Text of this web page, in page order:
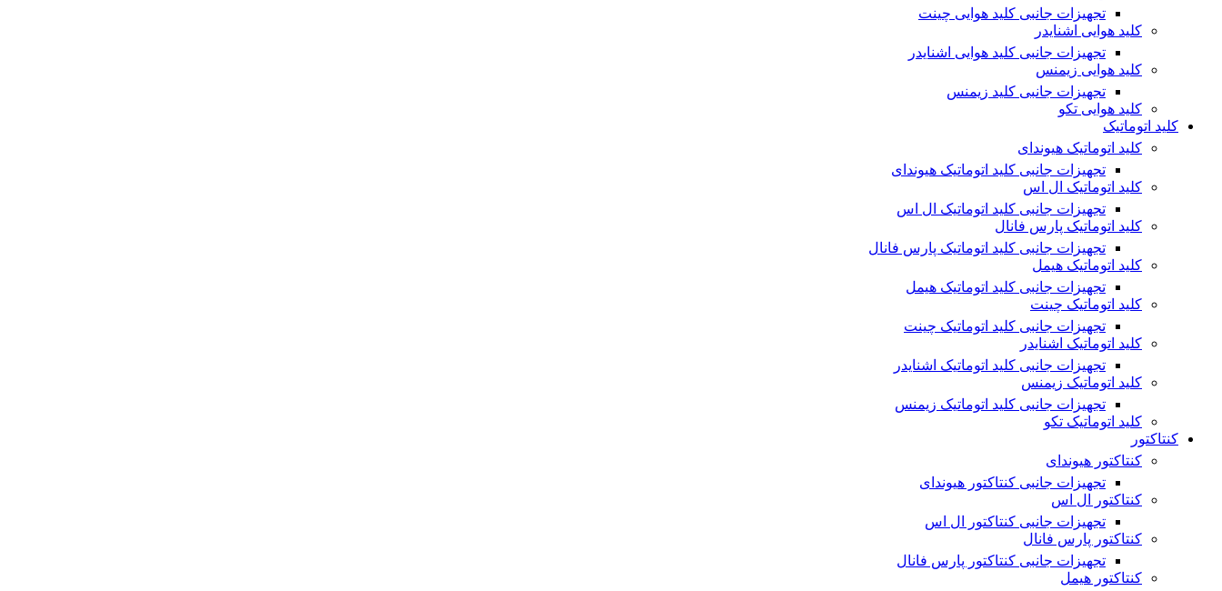
تجهیزات جانبی کلید هوایی چینت
کلید هوایی اشنایدر
تجهیزات جانبی کلید هوایی اشنایدر
کلید هوایی زیمنس
تجهیزات جانبی کلید زیمنس
کلید هوایی تکو
کلید اتوماتیک
کلید اتوماتیک هیوندای
تجهیزات جانبی کلید اتوماتیک هیوندای
کلید اتوماتیک ال اس
تجهیزات جانبی کلید اتوماتیک ال اس
کلید اتوماتیک پارس فانال
تجهیزات جانبی کلید اتوماتیک پارس فانال
کلید اتوماتیک هیمل
تجهیزات جانبی کلید اتوماتیک هیمل
کلید اتوماتیک چینت
تجهیزات جانبی کلید اتوماتیک چینت
کلید اتوماتیک اشنایدر
تجهیزات جانبی کلید اتوماتیک اشنایدر
کلید اتوماتیک زیمنس
تجهیزات جانبی کلید اتوماتیک زیمنس
کلید اتوماتیک تکو
کنتاکتور
کنتاکتور هیوندای
تجهیزات جانبی کنتاکتور هیوندای
کنتاکتور ال اس
تجهیزات جانبی کنتاکتور ال اس
کنتاکتور پارس فانال
تجهیزات جانبی کنتاکتور پارس فانال
کنتاکتور هیمل